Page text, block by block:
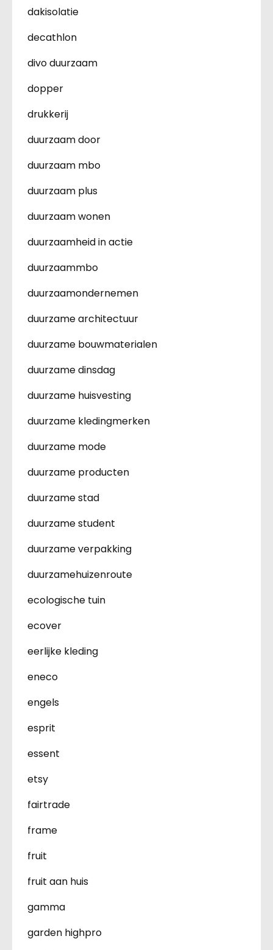
dakisolatie
decathlon
divo duurzaam
dopper
drukkerij
duurzaam door
duurzaam mbo
duurzaam plus
duurzaam wonen
duurzaamheid in actie
duurzaammbo
duurzaamondernemen
duurzame architectuur
duurzame bouwmaterialen
duurzame dinsdag
duurzame huisvesting
duurzame kledingmerken
duurzame mode
duurzame producten
duurzame stad
duurzame student
duurzame verpakking
duurzamehuizenroute
ecologische tuin
ecover
eerlijke kleding
eneco
engels
esprit
essent
etsy
fairtrade
frame
fruit
fruit aan huis
gamma
garden highpro